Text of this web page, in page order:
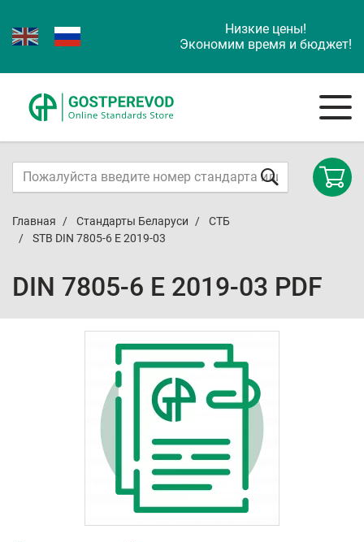
Низкие цены!
Экономим время и бюджет!
Главная Стандарты Беларуси
СТБ
STB DIN 7805-6 E 2019-03
DIN 7805-6 E 2019-03 PDF